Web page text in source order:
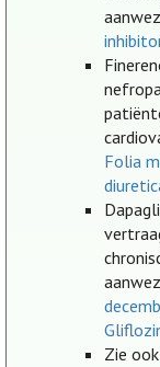
Folia
Zie ook